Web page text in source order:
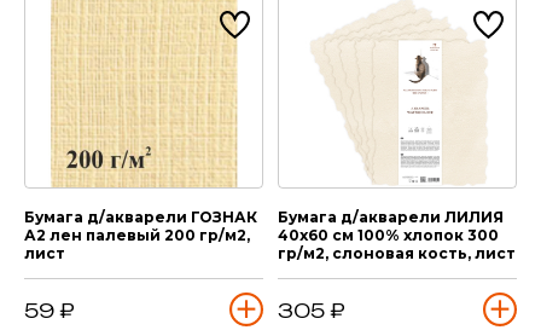
Бумага д/акварели ГОЗНАК
А2 лен палевый 200 гр/м2,
лист
59 ₽
Бумага д/акварели ЛИЛИЯ
40х60 см 100% хлопок 300
гр/м2, слоновая кость, лист
305 ₽